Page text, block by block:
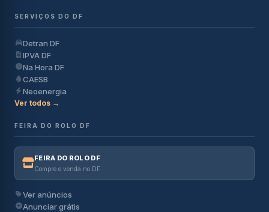
SERVIÇOS DO DF
Detran DF
IPVA DF
Na Hora DF
CAESB
Neoenergia
Ver todos →
FEIRA DO ROLO DF
FEIRA DO ROLO DF
Compre e venda no DF
Ver anúncios
Anunciar grátis